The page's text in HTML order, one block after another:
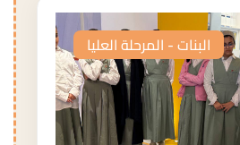
البنات - المرحلة العليا